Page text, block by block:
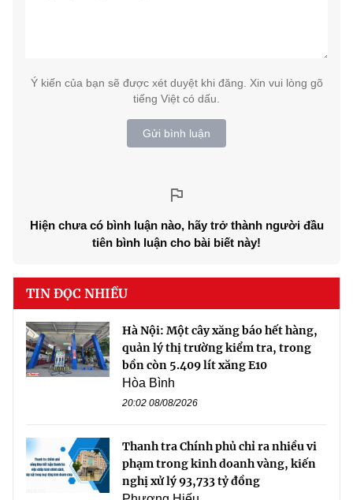
Ý kiến của bạn sẽ được xét duyệt khi đăng. Xin vui lòng gõ
tiếng Việt có dấu.
Gửi bình luận
Hiện chưa có bình luận nào, hãy trở thành người đầu
tiên bình luận cho bài biết này!
TIN ĐỌC NHIỀU
Hà Nội: Một cây xăng báo hết hàng,
quản lý thị trường kiểm tra, trong
bồn còn 5.409 lít xăng E10
Hòa Bình
20:02 08/08/2026
Thanh tra Chính phủ chỉ ra nhiều vi
phạm trong kinh doanh vàng, kiến
nghị xử lý 93,733 tỷ đồng